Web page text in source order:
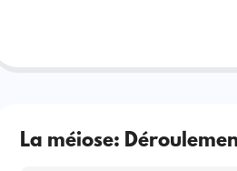
La méiose: